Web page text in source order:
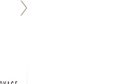
Notre site Odyssee est un portail